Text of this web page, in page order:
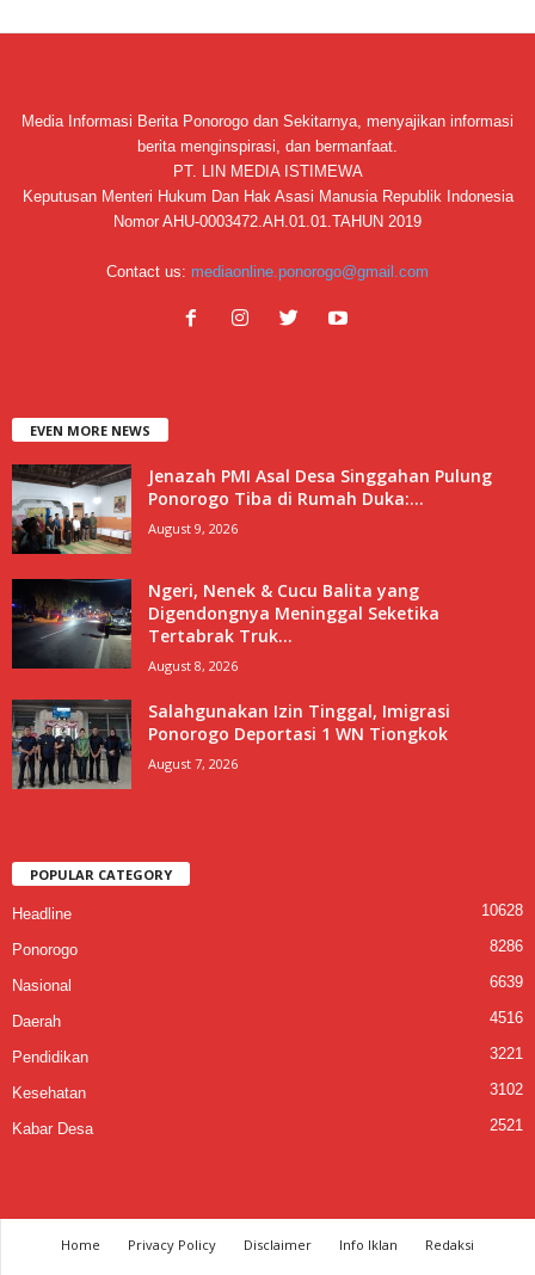
Media Informasi Berita Ponorogo dan Sekitarnya, menyajikan informasi
berita menginspirasi, dan bermanfaat.
PT. LIN MEDIA ISTIMEWA
Keputusan Menteri Hukum Dan Hak Asasi Manusia Republik Indonesia
Nomor AHU-0003472.AH.01.01.TAHUN 2019
Contact us: mediaonline.ponorogo@gmail.com
EVEN MORE NEWS
Jenazah PMI Asal Desa Singgahan Pulung
Ponorogo Tiba di Rumah Duka:...
August 9, 2026
Ngeri, Nenek & Cucu Balita yang
Digendongnya Meninggal Seketika
Tertabrak Truk...
August 8, 2026
Salahgunakan Izin Tinggal, Imigrasi
Ponorogo Deportasi 1 WN Tiongkok
August 7, 2026
POPULAR CATEGORY
Headline 10628
Ponorogo 8286
Nasional 6639
Daerah 4516
Pendidikan 3221
Kesehatan 3102
Kabar Desa 2521
Home Privacy Policy Disclaimer Info Iklan
Redaksi